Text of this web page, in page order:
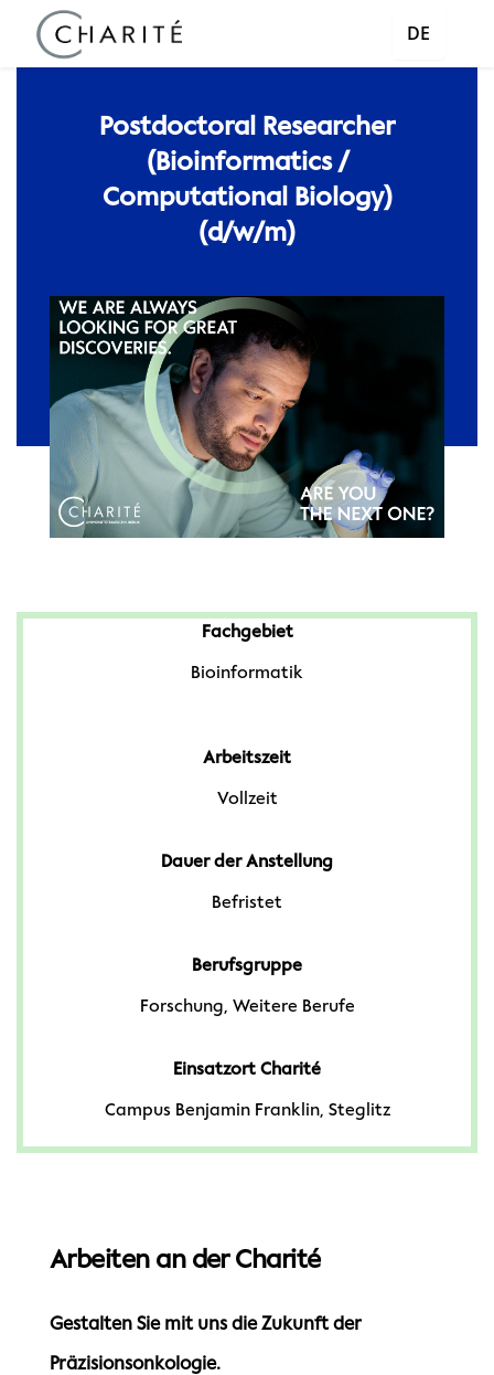
DE
Postdoctoral Researcher
(Bioinformatics /
Computational Biology)
(d/w/m)
Fachgebiet
Bioinformatik
Arbeitszeit
Vollzeit
Dauer der Anstellung
Befristet
Berufsgruppe
Forschung, Weitere Berufe
Einsatzort Charité
Campus Benjamin Franklin, Steglitz
Arbeiten an der Charité
Gestalten Sie mit uns die Zukunft der
Präzisionsonkologie.